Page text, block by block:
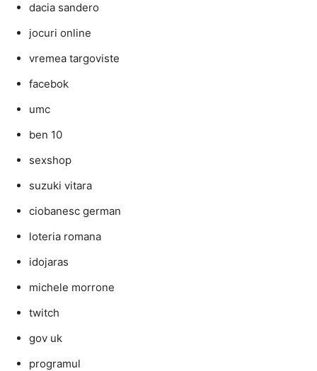
dacia sandero
jocuri online
vremea targoviste
facebok
umc
ben 10
sexshop
suzuki vitara
ciobanesc german
loteria romana
idojaras
michele morrone
twitch
gov uk
programul